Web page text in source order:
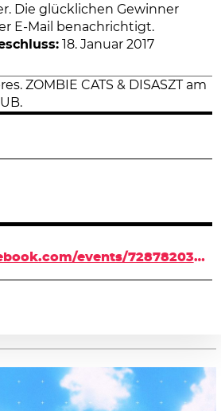
Die glücklichen Gewinner
E-Mail benachrichtigt.
18. Januar 2017
https://www.facebook.com/events/728782030631769